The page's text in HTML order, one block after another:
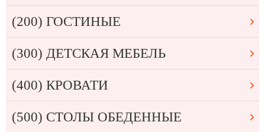
(200) ГОСТИНЫЕ
(300) ДЕТСКАЯ МЕБЕЛЬ
(400) КРОВАТИ
(500) СТОЛЫ ОБЕДЕННЫЕ